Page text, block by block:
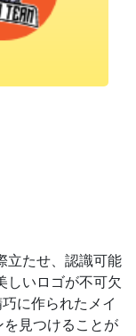
立たせ、認識可能
しいロゴが不可欠
に作られたメイ
見つけることが